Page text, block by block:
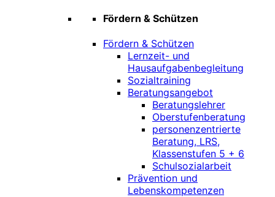
Fördern & Schützen
Fördern & Schützen
Lernzeit- und
Hausaufgabenbegleitung
Sozialtraining
Beratungsangebot
Beratungslehrer
Oberstufenberatung
personenzentrierte
Beratung, LRS,
Klassenstufen 5 + 6
Schulsozialarbeit
Prävention und
Lebenskompetenzen